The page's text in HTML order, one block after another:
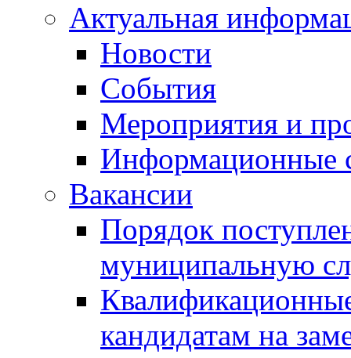
Актуальная
Новости
События
Мероприятия и
Информационные
Вакансии
Порядок
муниципальную
кандидатам на